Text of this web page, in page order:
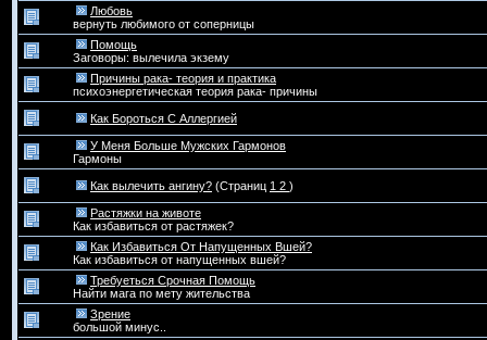
Любовь
вернуть любимого от соперницы
Помощь
Заговоры: вылечила экзему
Причины рака- теория и практика
психоэнергетическая теория рака- причины
Как Бороться С Аллергией
У Меня Больше Мужских Гармонов
Гармоны
Как вылечить ангину? (Страниц 1 2 )
Растяжки на животе
Как избавиться от растяжек?
Как Избавиться От Напущенных Вшей?
Как избавиться от напущенных вшей?
Требуеться Срочная Помощь
Найти мага по мету жительства
Зрение
большой минус..